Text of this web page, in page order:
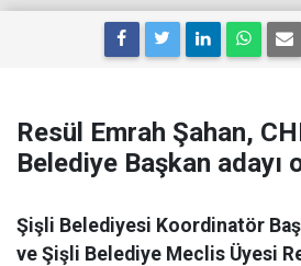
Resül Emrah Şahan,
Belediye Başkan adayı
Şişli Belediyesi Koordinatör
ve Şişli Belediye Meclis Üyesi